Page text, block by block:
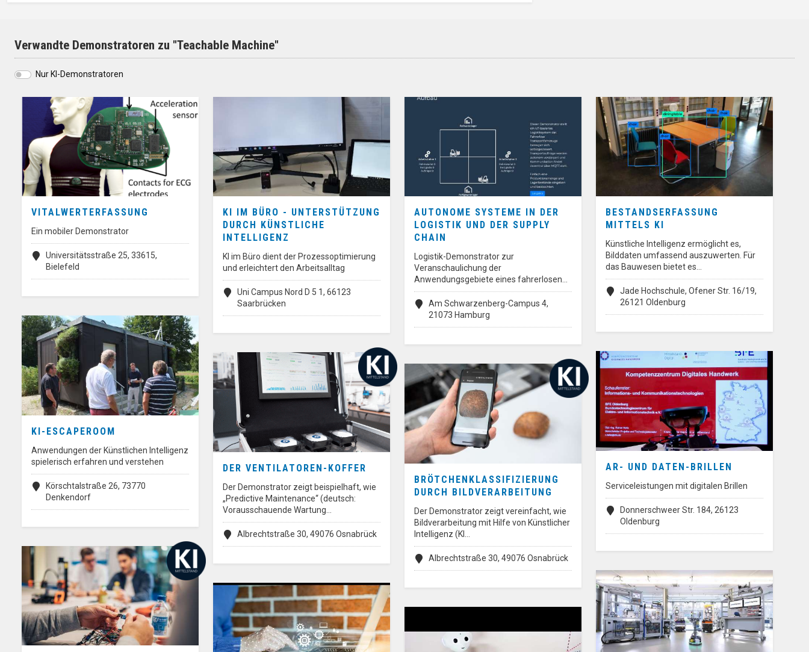
Verwandte Demonstratoren zu "Teachable Machine"
Nur KI-Demonstratoren
VITALWERTERFASSUNG
Ein mobiler Demonstrator
Universitätsstraße 25, 33615,
Bielefeld
KI IM BÜRO - UNTERSTÜTZUNG
DURCH KÜNSTLICHE
INTELLIGENZ
KI im Büro dient der Prozessoptimierung
und erleichtert den Arbeitsalltag
Uni Campus Nord D 5 1, 66123
Saarbrücken
AUTONOME SYSTEME IN DER
LOGISTIK UND DER SUPPLY
CHAIN
Logistik-Demonstrator zur
Veranschaulichung der
Anwendungsgebiete eines fahrerlosen…
Am Schwarzenberg-Campus 4,
21073 Hamburg
BESTANDSERFASSUNG
MITTELS KI
Künstliche Intelligenz ermöglicht es,
Bilddaten umfassend auszuwerten. Für
das Bauwesen bietet es…
Jade Hochschule, Ofener Str. 16/19,
26121 Oldenburg
KI-ESCAPEROOM
Anwendungen der Künstlichen Intelligenz
spielerisch erfahren und verstehen
Körschtalstraße 26, 73770
Denkendorf
AR- UND DATEN-BRILLEN
Serviceleistungen mit digitalen Brillen
Donnerschweer Str. 184, 26123
Oldenburg
DER VENTILATOREN-KOFFER
Der Demonstrator zeigt beispielhaft, wie
„Predictive Maintenance“ (deutsch:
Vorausschauende Wartung…
Albrechtstraße 30, 49076 Osnabrück
BRÖTCHENKLASSIFIZIERUNG
DURCH BILDVERARBEITUNG
Der Demonstrator zeigt vereinfacht, wie
Bildverarbeitung mit Hilfe von Künstlicher
Intelligenz (KI…
Albrechtstraße 30, 49076 Osnabrück